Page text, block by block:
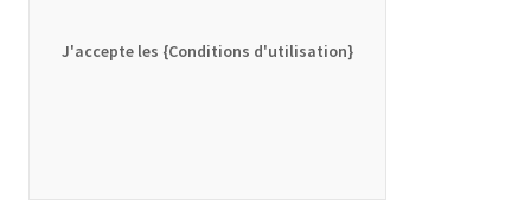
J'accepte les {Conditions d'utilisation}